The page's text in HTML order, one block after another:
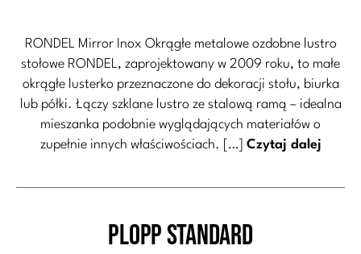
RONDEL Mirror Inox Okrągłe metalowe ozdobne lustro
stołowe RONDEL, zaprojektowany w 2009 roku, to małe
okrągłe lusterko przeznaczone do dekoracji stołu, biurka
lub półki. Łączy szklane lustro ze stalową ramą – idealna
mieszanka podobnie wyglądających materiałów o
zupełnie innych właściwościach. […] Czytaj dalej
Kategorie
Plopp standard